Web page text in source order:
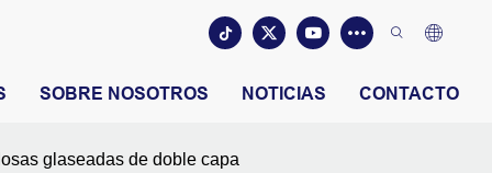
SOBRE NOSOTROS NOTICIAS CONTACTO
glaseadas de doble capa